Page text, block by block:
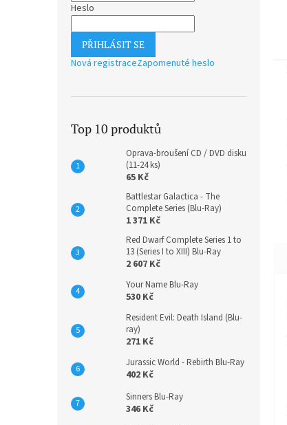
Heslo
PŘIHLÁSIT SE
Nová registraceZapomenuté heslo
Top 10 produktů
Oprava-broušení CD / DVD disku
(11-24 ks)
65 Kč
Battlestar Galactica - The
Complete Series (Blu-Ray)
1 371 Kč
Red Dwarf Complete Series 1 to
13 (Series I to XIII) Blu-Ray
2 607 Kč
Your Name Blu-Ray
530 Kč
Resident Evil: Death Island (Blu-
ray)
271 Kč
Jurassic World - Rebirth Blu-Ray
402 Kč
Sinners Blu-Ray
346 Kč